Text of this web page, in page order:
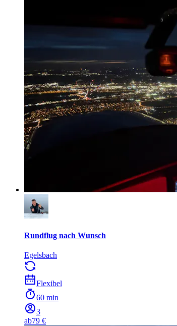
Rundflug nach Wunsch
Egelsbach
Flexibel
60 min
3
ab79 €